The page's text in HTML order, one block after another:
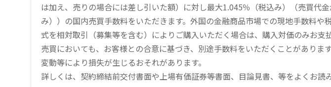
は加え、売りの場合には差し引いた額）に対し最大1.045％（税込み）（売買代
み））の国内売買手数料をいただきます。外国の金融商品市場での現地手数料や
式を相対取引（募集等を含む）によりご購入いただく場合は、購入対価のみお支
売買においても、お客様との合意に基づき、別途手数料をいただくことがありま
変動等により損失が生じるおそれがあります。
詳しくは、契約締結前交付書面や上場有価証券等書面、目論見書、等をよくお読